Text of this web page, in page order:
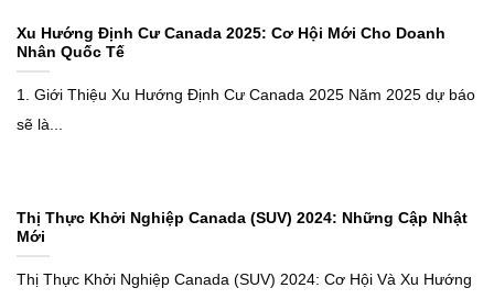
Xu Hướng Định Cư Canada 2025: Cơ Hội Mới Cho Doanh
Nhân Quốc Tế
1. Giới Thiệu Xu Hướng Định Cư Canada 2025 Năm 2025 dự báo
sẽ là...
Thị Thực Khởi Nghiệp Canada (SUV) 2024: Những Cập Nhật
Mới
Thị Thực Khởi Nghiệp Canada (SUV) 2024: Cơ Hội Và Xu Hướng